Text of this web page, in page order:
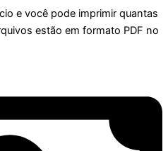
e você pode imprimir quantas
estão em formato PDF no